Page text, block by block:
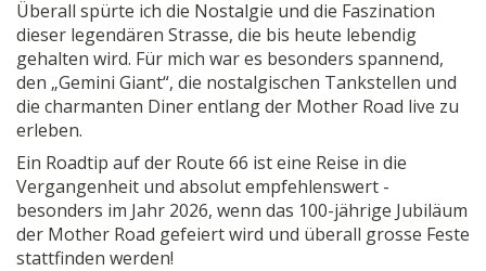
Überall spürte ich die Nostalgie und die Faszination
dieser legendären Strasse, die bis heute lebendig
gehalten wird. Für mich war es besonders spannend,
den „Gemini Giant“, die nostalgischen Tankstellen und
die charmanten Diner entlang der Mother Road live zu
erleben.
Ein Roadtip auf der Route 66 ist eine Reise in die
Vergangenheit und absolut empfehlenswert -
besonders im Jahr 2026, wenn das 100-jährige Jubiläum
der Mother Road gefeiert wird und überall grosse Feste
stattfinden werden!